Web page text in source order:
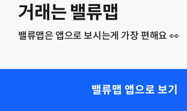
거래는 밸류맵
밸류맵은 앱으로 보시는게 가장 편해요 👀
밸류맵 앱으로 보기